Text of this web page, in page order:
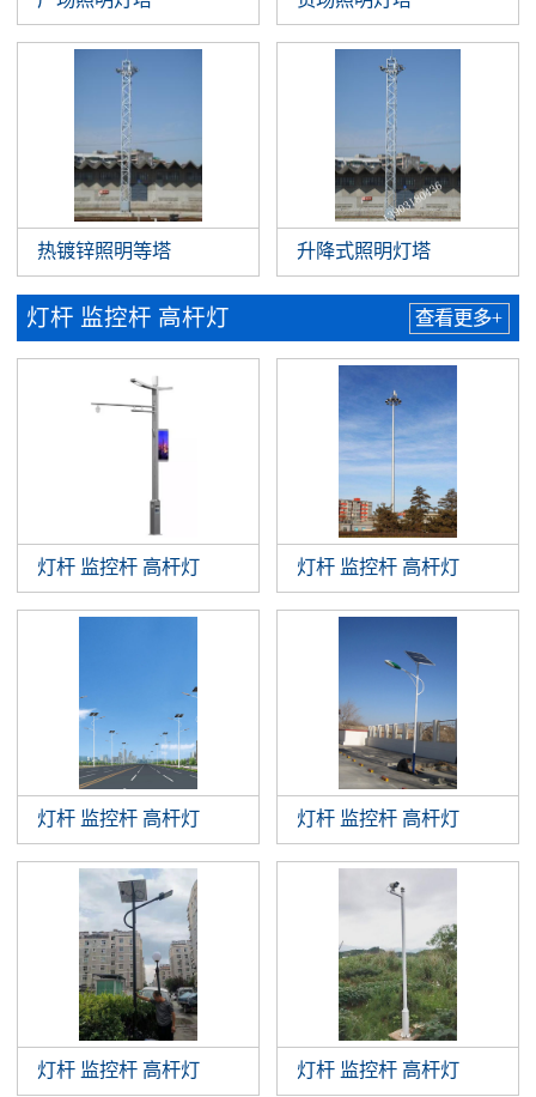
热镀锌照明等塔 升降式照明灯塔
灯杆 监控杆 高杆灯 查看更多+
灯杆 监控杆 高杆灯 灯杆 监控杆 高杆灯
灯杆 监控杆 高杆灯 灯杆 监控杆 高杆灯
灯杆 监控杆 高杆灯 灯杆 监控杆 高杆灯